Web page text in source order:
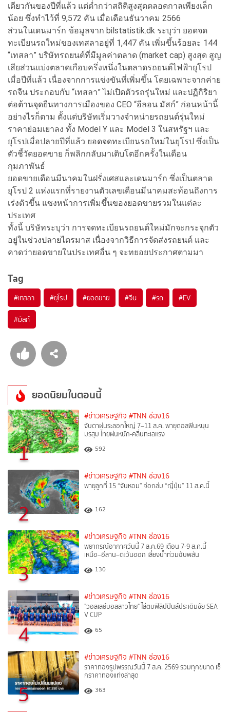
เดียวกันของปีที่แล้ว แต่ต่ำกว่าสถิติสูงสุดตลอดกาลเพียงเล็ก
น้อย ซึ่งทำไว้ที่ 9,572 คัน เมื่อเดือนธันวาคม 2566
ส่วนในเดนมาร์ก ข้อมูลจาก bilstatistik.dk ระบุว่า ยอดจด
ทะเบียนรถใหม่ของเทสลาอยู่ที่ 1,447 คัน เพิ่มขึ้นร้อยละ 144
“เทสลา” บริษัทรถยนต์ที่มีมูลค่าตลาด (market cap) สูงสุด สูญ
เสียส่วนแบ่งตลาดเกือบครึ่งหนึ่งในตลาดรถยนต์ไฟฟ้ายุโรป
เมื่อปีที่แล้ว เนื่องจากการแข่งขันที่เพิ่มขึ้น โดยเฉพาะจากค่าย
รถจีน ประกอบกับ “เทสลา” ไม่เปิดตัวรถรุ่นใหม่ และปฏิกิริยา
ต่อต้านจุดยืนทางการเมืองของ CEO “อีลอน มัสก์” ก่อนหน้านี้
อย่างไรก็ตาม ตั้งแต่บริษัทเริ่มวางจำหน่ายรถยนต์รุ่นใหม่
ราคาย่อมเยาลง ทั้ง Model Y และ Model 3 ในสหรัฐฯ และ
ยุโรปเมื่อปลายปีที่แล้ว ยอดจดทะเบียนรถใหม่ในยุโรป ซึ่งเป็น
ตัวชี้วัดยอดขาย ก็พลิกกลับมาเติบโตอีกครั้งในเดือน
กุมภาพันธ์
ยอดขายเดือนมีนาคมในฝรั่งเศสและเดนมาร์ก ซึ่งเป็นตลาด
ยุโรป 2 แห่งแรกที่รายงานตัวเลขเดือนมีนาคมสะท้อนถึงการ
เร่งตัวขึ้น แซงหน้าการเพิ่มขึ้นของยอดขายรวมในแต่ละ
ประเทศ
ทั้งนี้ บริษัทระบุว่า การจดทะเบียนรถยนต์ใหม่มักจะกระจุกตัว
อยู่ในช่วงปลายไตรมาส เนื่องจากวิธีการจัดส่งรถยนต์ และ
คาดว่ายอดขายในประเทศอื่น ๆ จะทยอยประกาศตามมา
Tag
#เทสลา #ยุโรป #ยอดขาย #จีน #รถ #EV
#มัสก์
ยอดนิยมในตอนนี้
1
#ข่าวเศรษฐกิจ #TNN ช่อง16
จับตาฝนระลอกใหญ่ 7–11 ส.ค. พายุดอลฟินหนุน
มรสุม ไทยฝนหนัก-คลื่นทะเลแรง
592
2
#ข่าวเศรษฐกิจ #TNN ช่อง16
พายุลูกที่ 15 “จันหอม” จ่อถล่ม “ญี่ปุ่น” 11 ส.ค.นี้
162
3
#ข่าวเศรษฐกิจ #TNN ช่อง16
พยากรณ์อากาศวันนี้ 7 ส.ค.69 เตือน 7-9 ส.ค.นี้
เหนือ–อีสาน–ตะวันออก เสี่ยงน้ำท่วมฉับพลัน
130
4
#ข่าวเศรษฐกิจ #TNN ช่อง16
"วอลเลย์บอลสาวไทย" ไล่ตบฟิลิปปินส์ประเดิมชัย SEA
V CUP
65
5
#ข่าวเศรษฐกิจ #TNN ช่อง16
ราคาทองรูปพรรณวันนี้ 7 ส.ค. 2569 รวมทุกขนาด เช็
กราคาทองแท่งล่าสุด
363